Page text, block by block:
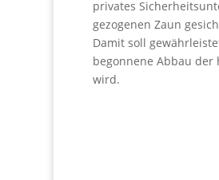
privates
gezogenen Zaun
Damit soll
begonnene Abbau
wird.